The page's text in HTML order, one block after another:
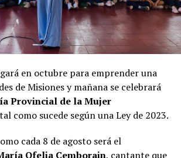
en octubre para emprender una
de Misiones y mañana se celebrará
Provincial de la Mujer
como sucede según una Ley de 2023.
cada 8 de agosto será el
Ofelia Cemborain, cantante que